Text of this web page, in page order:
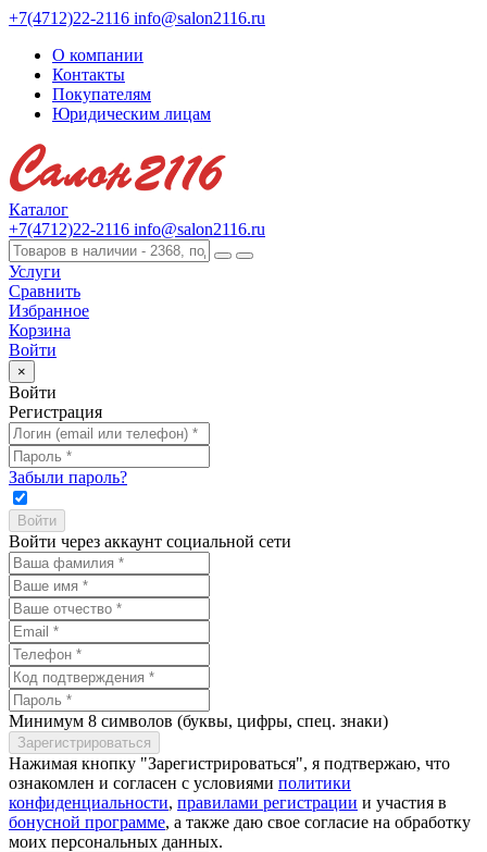
+7(4712)22-2116 info@salon2116.ru
О компании
Контакты
Покупателям
Юридическим лицам
Каталог
+7(4712)22-2116 info@salon2116.ru
Услуги
Сравнить
Избранное
Корзина
Войти
×
Войти
Регистрация
Забыли пароль?
Войти через аккаунт социальной сети
Минимум 8 символов (буквы, цифры, спец. знаки)
Нажимая кнопку "Зарегистрироваться", я подтвержаю, что
ознакомлен и согласен с условиями политики
конфиденциальности, правилами регистрации и участия в
бонусной программе, а также даю свое согласие на обработку
моих персональных данных.